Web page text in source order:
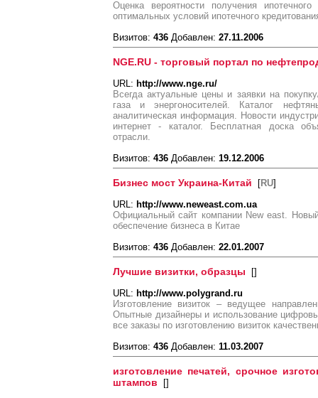
Оценка вероятности получения
оптимальных условий ипотечного
Визитов: 436 Добавлен: 27.11.2006
NGE.RU - торговый портал по
URL: http://www.nge.ru/
Всегда актуальные цены и заявки на
газа и энергоносителей. Каталог
аналитическая информация. Новости
интернет - каталог. Бесплатная доска
отрасли.
Визитов: 436 Добавлен: 19.12.2006
Бизнес мост Украина-Китай [RU]
URL: http://www.neweast.com.ua
Официальный сайт компании New east.
обеспечение бизнеса в Китае
Визитов: 436 Добавлен: 22.01.2007
Лучшие визитки, образцы []
URL: http://www.polygrand.ru
Изготовление визиток – ведущее
Опытные дизайнеры и использование
все заказы по изготовлению визиток
Визитов: 436 Добавлен: 11.03.2007
изготовление печатей, срочное
штампов []